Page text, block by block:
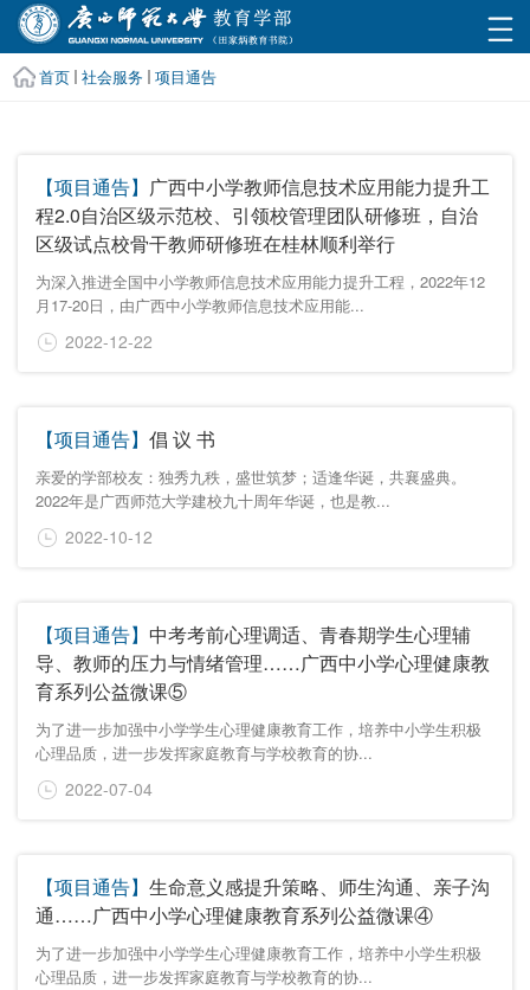
首页 社会服务 项目通告
【项目通告】 广西中小学教师信息技术应用能力提升工
程2.0自治区级示范校、引领校管理团队研修班，自治
区级试点校骨干教师研修班在桂林顺利举行
为深入推进全国中小学教师信息技术应用能力提升工程，2022年12
月17-20日，由广西中小学教师信息技术应用能...
2022-12-22
【项目通告】 倡 议 书
亲爱的学部校友：独秀九秩，盛世筑梦；适逢华诞，共襄盛典。
2022年是广西师范大学建校九十周年华诞，也是教...
2022-10-12
【项目通告】 中考考前心理调适、青春期学生心理辅
导、教师的压力与情绪管理……广西中小学心理健康教
育系列公益微课⑤
为了进一步加强中小学学生心理健康教育工作，培养中小学生积极
心理品质，进一步发挥家庭教育与学校教育的协...
2022-07-04
【项目通告】 生命意义感提升策略、师生沟通、亲子沟
通……广西中小学心理健康教育系列公益微课④
为了进一步加强中小学学生心理健康教育工作，培养中小学生积极
心理品质，进一步发挥家庭教育与学校教育的协...